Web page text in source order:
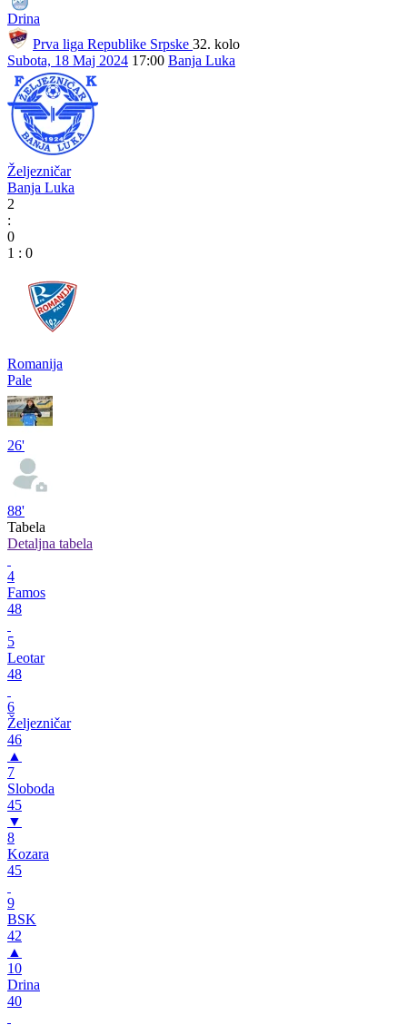
Drina
Prva liga Republike Srpske 32. kolo
Subota, 18 Maj 2024 17:00 Banja Luka
Željezničar
Banja Luka
2
:
0
1 : 0
Romanija
Pale
26'
88'
Tabela
Detaljna tabela
4
Famos
48
5
Leotar
48
6
Željezničar
46
▲
7
Sloboda
45
▼
8
Kozara
45
9
BSK
42
▲
10
Drina
40